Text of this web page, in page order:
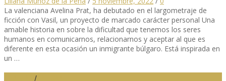
La valenciana Avelina Prat, ha debutado en el largometraje de
ficción con Vasil, un proyecto de marcado carácter personal Una
amable historia en sobre la dificultad que tenemos los seres
humanos en comunicarnos, relacionarnos y aceptar al que es
diferente en esta ocasión un inmigrante búlgaro. Está inspirada en
un …
/